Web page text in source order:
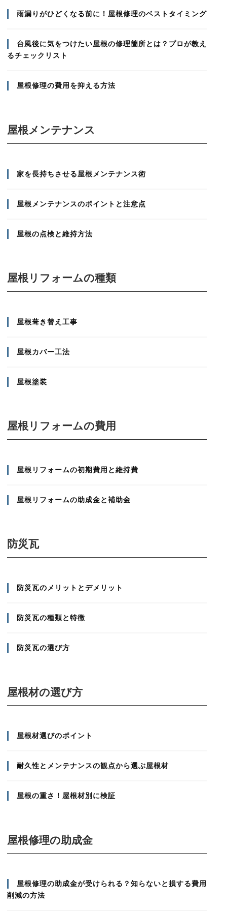
雨漏りがひどくなる前に！屋根修理のベストタイミング
台風後に気をつけたい屋根の修理箇所とは？プロが教え
るチェックリスト
屋根修理の費用を抑える方法
屋根メンテナンス
家を長持ちさせる屋根メンテナンス術
屋根メンテナンスのポイントと注意点
屋根の点検と維持方法
屋根リフォームの種類
屋根葺き替え工事
屋根カバー工法
屋根塗装
屋根リフォームの費用
屋根リフォームの初期費用と維持費
屋根リフォームの助成金と補助金
防災瓦
防災瓦のメリットとデメリット
防災瓦の種類と特徴
防災瓦の選び方
屋根材の選び方
屋根材選びのポイント
耐久性とメンテナンスの観点から選ぶ屋根材
屋根の重さ！屋根材別に検証
屋根修理の助成金
屋根修理の助成金が受けられる？知らないと損する費用
削減の方法